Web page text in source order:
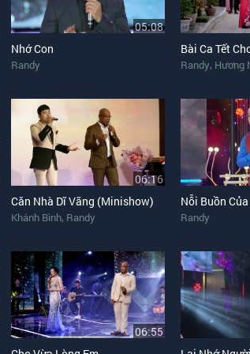
05:08
Nhớ Con
Randy
Bài Ca Tết
Randy, Hương
06:16
Căn Nhà Dĩ Vãng (Minishow)
Khánh Bình, Randy
Nỗi Buồn
Randy
06:55